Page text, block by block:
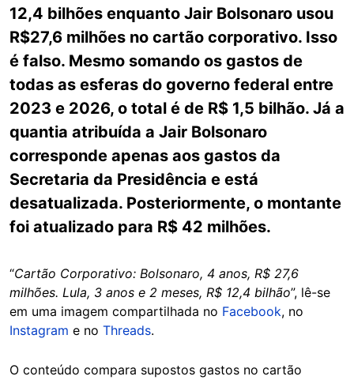
12,4 bilhões enquanto Jair Bolsonaro usou
R$27,6 milhões no cartão corporativo. Isso
é falso. Mesmo somando os gastos de
todas as esferas do governo federal entre
2023 e 2026, o total é de R$ 1,5 bilhão. Já a
quantia atribuída a Jair Bolsonaro
corresponde apenas aos gastos da
Secretaria da Presidência e está
desatualizada. Posteriormente, o montante
foi atualizado para R$ 42 milhões.
“Cartão Corporativo: Bolsonaro, 4 anos, R$ 27,6
milhões. Lula, 3 anos e 2 meses, R$ 12,4 bilhão”, lê-se
em uma imagem compartilhada no Facebook, no
Instagram e no Threads.
O conteúdo compara supostos gastos no cartão